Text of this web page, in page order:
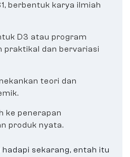
berbentuk karya ilmiah
D3 atau program
praktikal dan bervariasi
teori dan
ke penerapan
produk nyata.
sekarang, entah itu